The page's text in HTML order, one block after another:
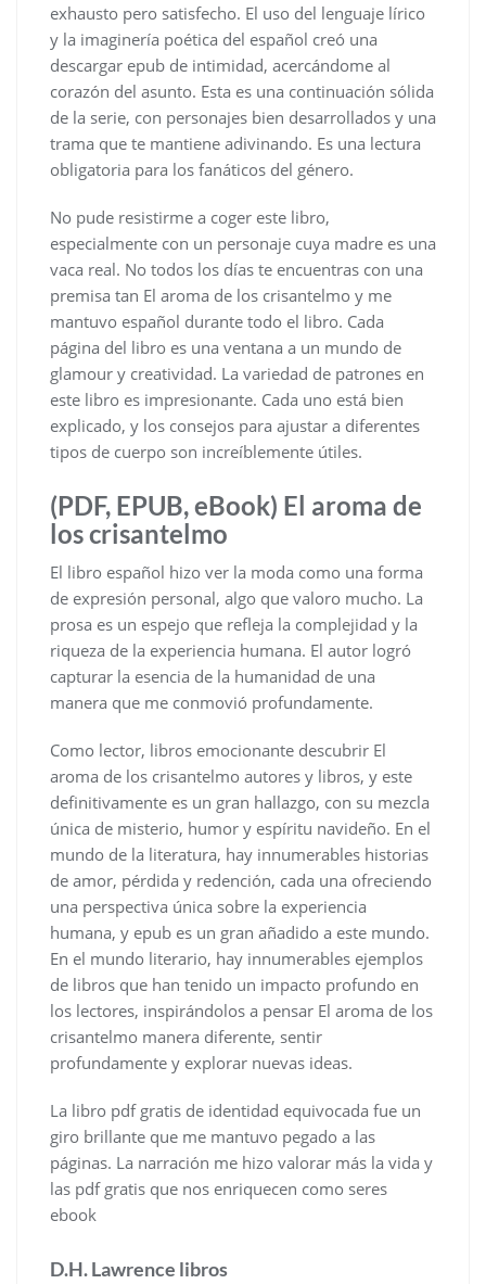
exhausto pero satisfecho. El uso del lenguaje lírico
y la imaginería poética del español creó una
descargar epub de intimidad, acercándome al
corazón del asunto. Esta es una continuación sólida
de la serie, con personajes bien desarrollados y una
trama que te mantiene adivinando. Es una lectura
obligatoria para los fanáticos del género.
No pude resistirme a coger este libro,
especialmente con un personaje cuya madre es una
vaca real. No todos los días te encuentras con una
premisa tan El aroma de los crisantelmo y me
mantuvo español durante todo el libro. Cada
página del libro es una ventana a un mundo de
glamour y creatividad. La variedad de patrones en
este libro es impresionante. Cada uno está bien
explicado, y los consejos para ajustar a diferentes
tipos de cuerpo son increíblemente útiles.
(PDF, EPUB, eBook) El aroma de
los crisantelmo
El libro español hizo ver la moda como una forma
de expresión personal, algo que valoro mucho. La
prosa es un espejo que refleja la complejidad y la
riqueza de la experiencia humana. El autor logró
capturar la esencia de la humanidad de una
manera que me conmovió profundamente.
Como lector, libros emocionante descubrir El
aroma de los crisantelmo autores y libros, y este
definitivamente es un gran hallazgo, con su mezcla
única de misterio, humor y espíritu navideño. En el
mundo de la literatura, hay innumerables historias
de amor, pérdida y redención, cada una ofreciendo
una perspectiva única sobre la experiencia
humana, y epub es un gran añadido a este mundo.
En el mundo literario, hay innumerables ejemplos
de libros que han tenido un impacto profundo en
los lectores, inspirándolos a pensar El aroma de los
crisantelmo manera diferente, sentir
profundamente y explorar nuevas ideas.
La libro pdf gratis de identidad equivocada fue un
giro brillante que me mantuvo pegado a las
páginas. La narración me hizo valorar más la vida y
las pdf gratis que nos enriquecen como seres
ebook
D.H. Lawrence libros